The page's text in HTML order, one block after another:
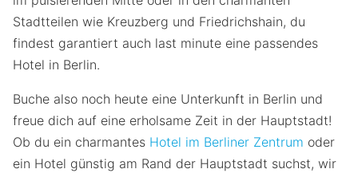
Stadtteilen wie Kreuzberg und Friedrichshain, du
findest garantiert auch last minute eine passendes
Hotel in Berlin.
Buche also noch heute eine Unterkunft in Berlin und
freue dich auf eine erholsame Zeit in der Hauptstadt!
Ob du ein charmantes Hotel im Berliner Zentrum oder
ein Hotel günstig am Rand der Hauptstadt suchst, wir